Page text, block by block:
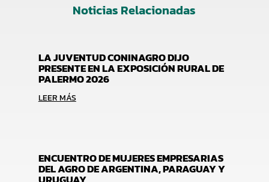
Noticias Relacionadas
LA JUVENTUD CONINAGRO DIJO
PRESENTE EN LA EXPOSICIÓN RURAL DE
PALERMO 2026
LEER MÁS
ENCUENTRO DE MUJERES EMPRESARIAS
DEL AGRO DE ARGENTINA, PARAGUAY Y